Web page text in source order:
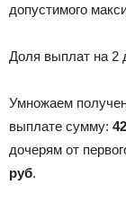
допустимого
Доля выплат на 2
Умножаем
выплате сумму:
дочерям от
руб.